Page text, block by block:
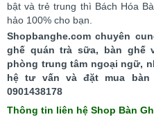
bật và trẻ trung thì Bách Hóa
hảo 100% cho bạn.
Shopbanghe.com chuyên
ghế quán trà sữa, bàn ghế
phòng trung tâm ngoại ngữ,
hệ tư vấn và đặt mua
0901438178
Thông tin liên hệ Shop Bàn